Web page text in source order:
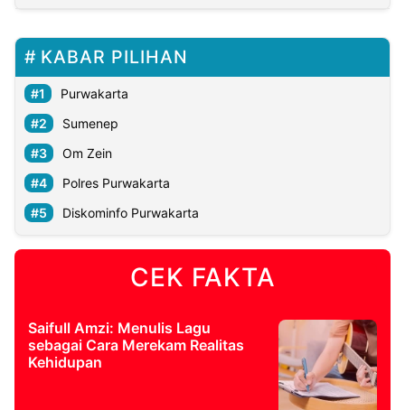
KABAR PILIHAN
Purwakarta
Sumenep
Om Zein
Polres Purwakarta
Diskominfo Purwakarta
CEK FAKTA
Saifull Amzi: Menulis Lagu
sebagai Cara Merekam Realitas
Kehidupan